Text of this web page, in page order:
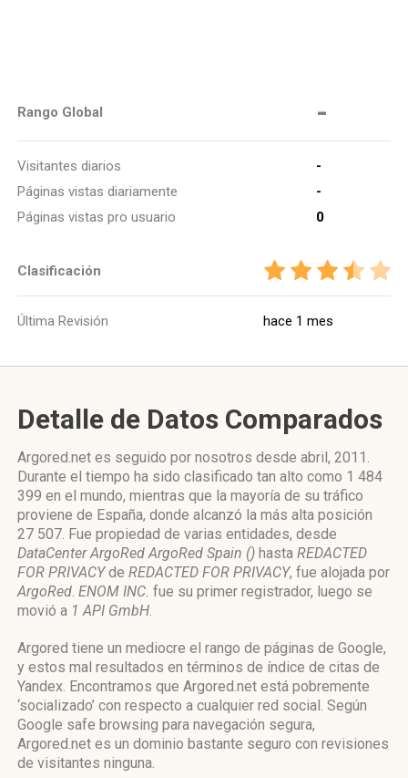
Rango Global -
Visitantes diarios
-
Páginas vistas diariamente
-
Páginas vistas pro usuario
0
Clasificación
Última Revisión hace 1 mes
Detalle de Datos Comparados
Argored.net es seguido por nosotros desde abril, 2011.
Durante el tiempo ha sido clasificado tan alto como 1 484
399 en el mundo, mientras que la mayoría de su tráfico
proviene de España, donde alcanzó la más alta posición
27 507. Fue propiedad de varias entidades, desde
DataCenter ArgoRed ArgoRed Spain () hasta REDACTED
FOR PRIVACYde REDACTED FOR PRIVACY, fue alojada por
ArgoRed. ENOM INC. fue su primer registrador, luego se
movió a 1 API GmbH.
Argored tiene un mediocre el rango de páginas de Google,
y estos mal resultados en términos de índice de citas de
Yandex. Encontramos que Argored.net está pobremente
‘socializado’ con respecto a cualquier red social. Según
Google safe browsing para navegación segura,
Argored.net es un dominio bastante seguro con revisiones
de visitantes ninguna.